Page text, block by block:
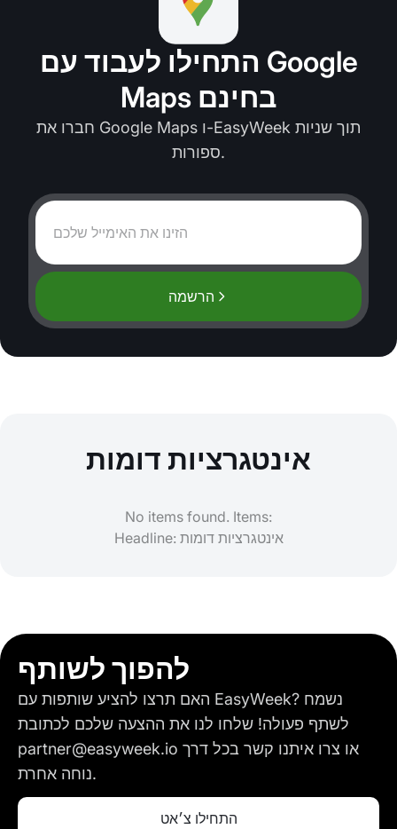
התחילו לעבוד עם Google
Maps בחינם
חברו את Google Maps ו-EasyWeek תוך שניות
ספורות.
הרשמה
אינטגרציות דומות
No items found. Items:
Headline: אינטגרציות דומות
להפוך לשותף
האם תרצו להציע שותפות עם EasyWeek? נשמח
לשתף פעולה! שלחו לנו את ההצעה שלכם לכתובת
partner@easyweek.io או צרו איתנו קשר בכל דרך
נוחה אחרת.
התחילו צ׳אט